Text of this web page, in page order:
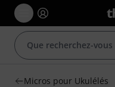
Micros pour Ukulélés